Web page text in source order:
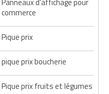
Panneaux d'affichage pour
commerce
Pique prix
pique prix boucherie
Pique prix fruits et légumes